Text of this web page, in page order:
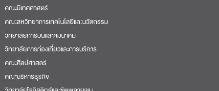
คณะนิเทศศาสตร์
คณะสหวิทยาการเทคโนโลยีและนวัตกรรม
วิทยาลัยการบินและคมนาคม
วิทยาลัยการท่องเที่ยวและการบริการ
คณะศิลปศาสตร์
คณะบริหารธุรกิจ